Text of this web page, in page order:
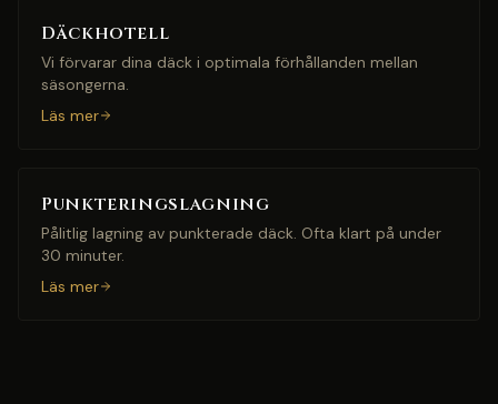
Däckhotell
Vi förvarar dina däck i optimala förhållanden mellan
säsongerna.
Läs mer
Punkteringslagning
Pålitlig lagning av punkterade däck. Ofta klart på under
30 minuter.
Läs mer